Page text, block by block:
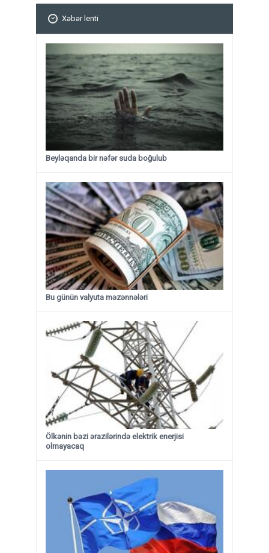
Xəbər lenti
Beyləqanda bir nəfər suda boğulub
Bu günün valyuta məzənnələri
Ölkənin bəzi ərazilərində elektrik enerjisi
olmayacaq